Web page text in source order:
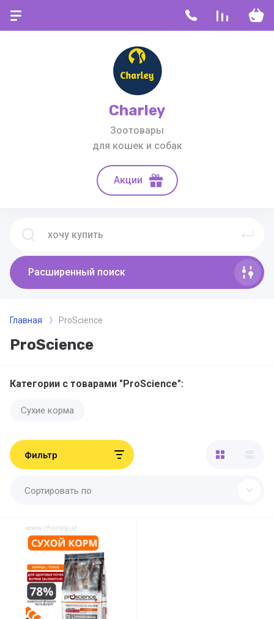
Charley
Зоотовары
для кошек и собак
Акции
Расширенный поиск
Главная ProScience
ProScience
Категории с товарами "ProScience":
Сухие корма
Фильтр
Сортировать по